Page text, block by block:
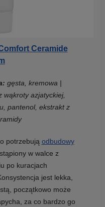
Ceramide
gęsta, kremowa |
wąkroty azjatyckiej,
pantenol, ekstrakt z
potrzebują odbudowy
w walce z
po kuracjach
jest lekka,
początkowo może
za co bardzo go